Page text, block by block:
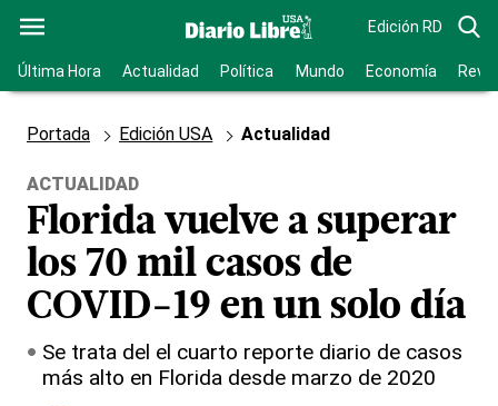
Edición RD
Última Hora Actualidad Política Mundo Economía
Portada Edición USA Actualidad
ACTUALIDAD
Florida vuelve a superar
los 70 mil casos de
COVID-19 en un solo día
Se trata del el cuarto reporte diario de casos
más alto en Florida desde marzo de 2020